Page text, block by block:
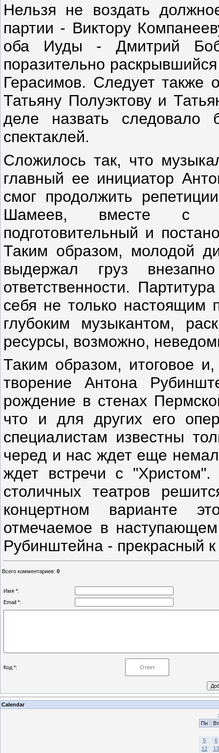
Нельзя не воздать
партии - Виктору
оба Иуды - Дмитрий
поразительно
Герасимов. Следует также
Татьяну Полуэктову и
деле назвать следовало
спектаклей.
Сложилось так, что
главный ее инициатор
смог продолжить
Шамеев, вместе с
подготовительный и
Таким образом, молодой
выдержал груз
ответственности.
себя не только настоящим
глубоким музыкантом,
ресурсы, возможно,
Таким образом, итоговое
творение Антона
рождение в стенах
что и для других его
специалистам известны
черед и нас ждет еще
ждет встречи с
столичных театров
концертном варианте
отмечаемое в
Рубинштейна - прекрасный
Всего комментариев: 0
Имя *:
Email *:
Код *:
Calendar
Пн
Вт
5
6
12
13